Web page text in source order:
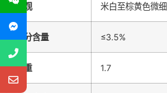
外观 米白至棕黄色微
水分含量 ≤3.5%
比重 1.7